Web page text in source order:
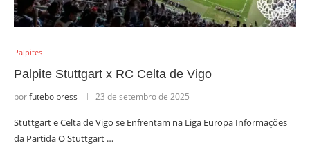
Palpites
Palpite Stuttgart x RC Celta de Vigo
porfutebolpress 23 de setembro de 2025
Stuttgart e Celta de Vigo se Enfrentam na Liga Europa Informações
da Partida O Stuttgart …